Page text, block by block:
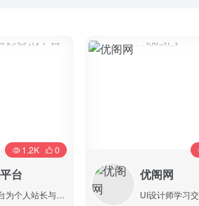
台
站长资讯平台为个人站长与企业网络提供全面的站长资讯，一站式网络解决方案，我们一直致力为中文网站提供动
1.2K 0
优阁网
UI设计师学习